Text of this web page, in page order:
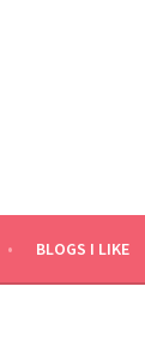
BLOGS I LIKE